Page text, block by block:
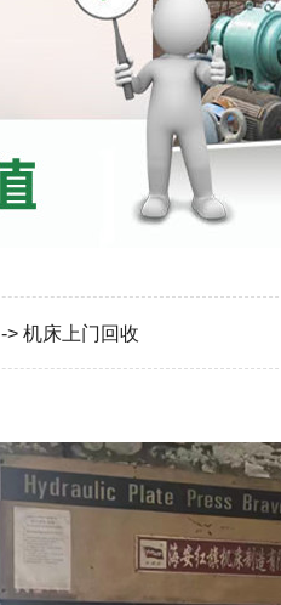
-> 机床上门回收